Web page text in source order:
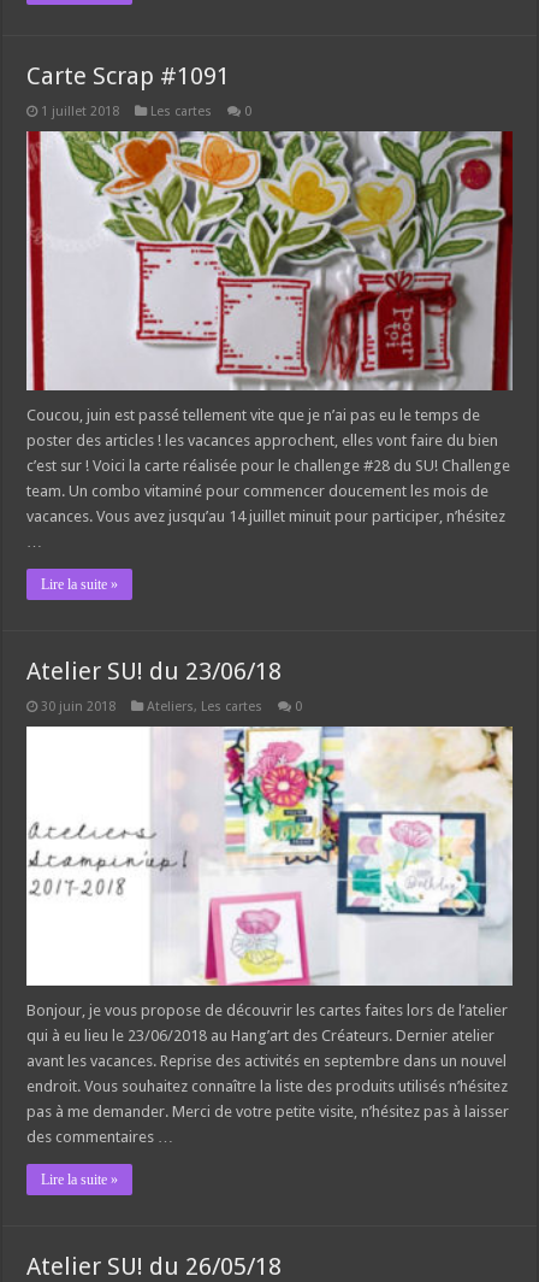
Carte Scrap #1091
1 juillet 2018 Les cartes 0
Coucou, juin est passé tellement vite que je n’ai pas eu le temps de
poster des articles ! les vacances approchent, elles vont faire du bien
c’est sur ! Voici la carte réalisée pour le challenge #28 du SU! Challenge
team. Un combo vitaminé pour commencer doucement les mois de
vacances. Vous avez jusqu’au 14 juillet minuit pour participer, n’hésitez
Lire la suite »
Atelier SU! du 23/06/18
30 juin 2018 Ateliers, Les cartes 0
Bonjour, je vous propose de découvrir les cartes faites lors de l’atelier
qui à eu lieu le 23/06/2018 au Hang’art des Créateurs. Dernier atelier
avant les vacances. Reprise des activités en septembre dans un nouvel
endroit. Vous souhaitez connaître la liste des produits utilisés n’hésitez
pas à me demander. Merci de votre petite visite, n’hésitez pas à laisser
des commentaires …
Lire la suite »
Atelier SU! du 26/05/18